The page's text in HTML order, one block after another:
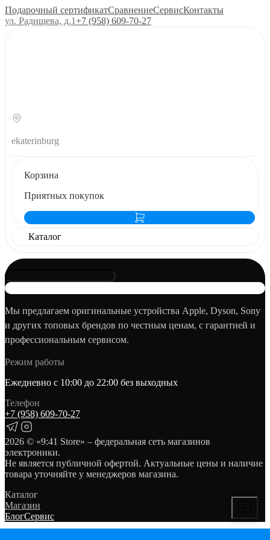
Подарочный сертификатСравнениеСервисКонтакты
ул. Радищева, д.1+7 (958) 609‑70‑27
ekaterinburg
Корзина
Приятных покупок
Каталог
Мы предлагаем оригинальные устройства Apple, Dyson, Sony
и других топовых брендов по честным ценам, с гарантией и
профессиональным сервисом.
Режим работы
Ежедневно с 10:00 до 22:00 без выходных
Телефон
+7 (958) 609‑70‑27
2026 © «9:41 Store» – федеральная сеть магазинов
электроники.
Не является публичной офертой. Актуальные цены и наличие
товара уточняйте у менеджеров магазина.
Каталог
Магазин
БлогСервис